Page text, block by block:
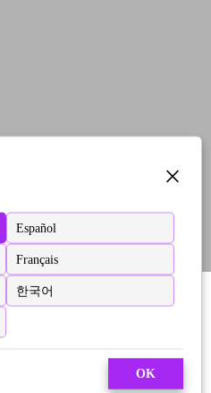
Español
Français
한국어
OK